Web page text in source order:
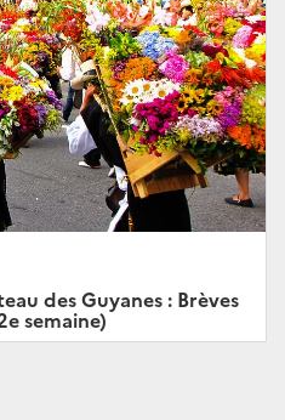
des Guyanes : Brèves
semaine)